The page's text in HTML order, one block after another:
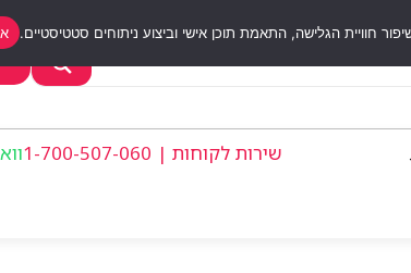
שירות לקוחות | 1-700-507-060